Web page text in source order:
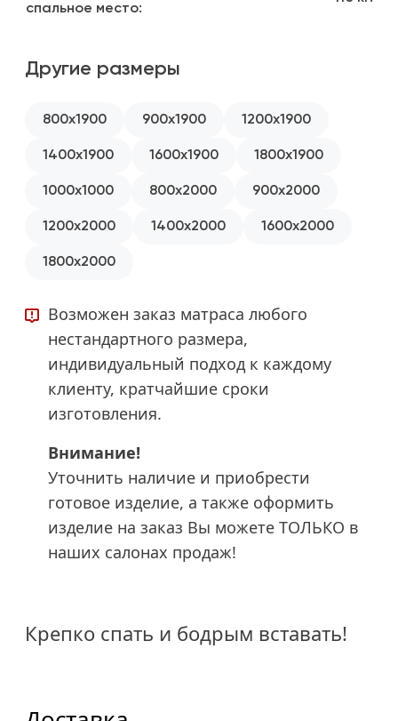
спальное место:
Другие размеры
800x1900 900x1900 1200x1900
1400x1900 1600x1900 1800x1900
1000x1000 800x2000 900x2000
1200x2000 1400x2000 1600x2000
1800x2000
Возможен заказ матраса любого
нестандартного размера,
индивидуальный подход к каждому
клиенту, кратчайшие сроки
изготовления.
Внимание!
Уточнить наличие и приобрести
готовое изделие, а также оформить
изделие на заказ Вы можете ТОЛЬКО в
наших салонах продаж!
Крепко спать и бодрым вставать!